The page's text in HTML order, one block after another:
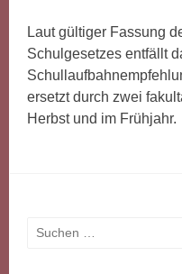
Laut gültiger Fassung
Schulgesetzes entfällt
ersetzt durch zwei
Herbst und im Frühjahr.
Suchen